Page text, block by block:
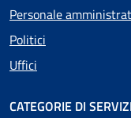
Personale
Politici
Uffici
CATEGORIE DI